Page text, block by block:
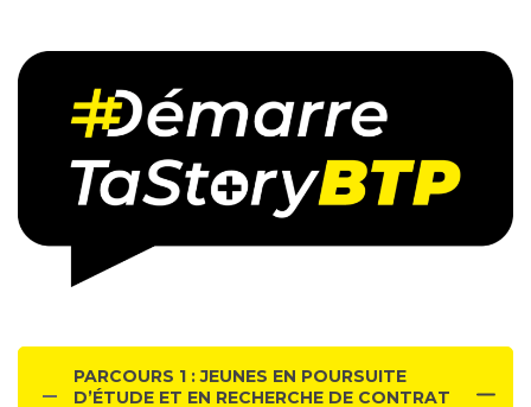
PARCOURS 1 : JEUNES EN POURSUITE
D’ÉTUDE ET EN RECHERCHE DE CONTRAT